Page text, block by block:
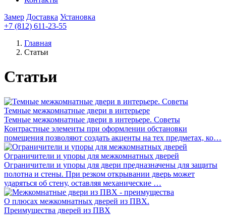
Замер Доставка Установка
+7 (812) 611-23-55
Главная
Статьи
Статьи
Темные межкомнатные двери в интерьере
Темные межкомнатные двери в интерьере. Советы
Контрастные элементы при оформлении обстановки
помещения позволяют создать акценты на тех предметах, ко…
Ограничители и упоры для межкомнатных дверей
Ограничители и упоры для двери предназначены для защиты
полотна и стены. При резком открывании дверь может
ударяться об стену, оставляя механические …
О плюсах межкомнатных дверей из ПВХ.
Преимущества дверей из ПВХ